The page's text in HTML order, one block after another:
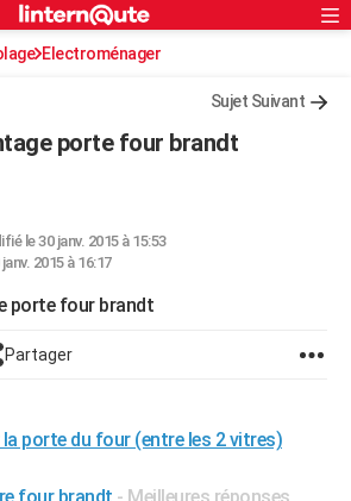
S'inscrire
Connexion
Electroménager
Sujet Suivant
porte four brandt
le 30 janv. 2015 à 15:53
2015 à 16:17
porte four brandt
Partager
porte du four (entre les 2 vitres)